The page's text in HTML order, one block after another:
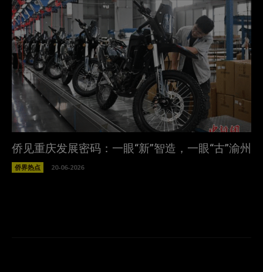
侨见重庆发展密码：一眼“新”智造，一眼“古”渝州
侨界热点 20-06-2026